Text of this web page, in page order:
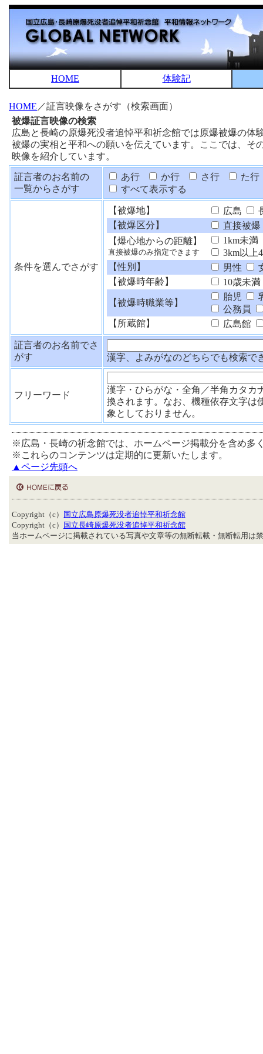
HOME 体験記
HOME ／証言映像をさがす（検索画面）
被爆証言映像の検索
広島と長崎の原爆死没者追悼平和祈念館では原爆被爆の
被爆の実相と平和への願いを伝えています。ここでは、
映像を紹介しています。
証言者のお名前の
一覧からさがす
あ行 か行 さ行
た行
すべて表示する
条件を選んでさがす
【被爆地】 広島
【被爆区分】
直接被爆
【爆心地からの距離】
直接被爆のみ指定できます
1km未満
3km以上
【性別】
男性
【被爆時年齢】
10歳未満
【被爆時職業等】
胎児
公務員
【所蔵館】
広島館
証言者のお名前でさ
がす
漢字、よみがなのどちらでも検索で
フリーワード
漢字・ひらがな・全角／半角カタカ
換されます。なお、機種依存文字は
象としておりません。
※広島・長崎の祈念館では、ホームページ掲載分を含め多
※これらのコンテンツは定期的に更新いたします。
▲ページ先頭へ
Copyright（c）
国立広島原爆死没者追悼平和祈念館
Copyright（c）
国立長崎原爆死没者追悼平和祈念館
当ホームページに掲載されている写真や文章等の無断転載・無断転用は